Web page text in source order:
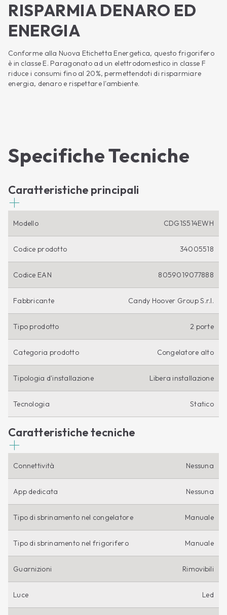
RISPARMIA DENARO ED
ENERGIA
Conforme alla Nuova Etichetta Energetica, questo frigorifero
è in classe E. Paragonato ad un elettrodomestico in classe F
riduce i consumi fino al 20%, permettendoti di risparmiare
energia, denaro e rispettare l'ambiente.
Specifiche Tecniche
Caratteristiche principali
Modello CDG1S514EWH
Codice prodotto 34005518
Codice EAN 8059019077888
Fabbricante Candy Hoover Group S.r.l.
Tipo prodotto 2 porte
Categoria prodotto Congelatore alto
Tipologia d'installazione Libera installazione
Tecnologia Statico
Caratteristiche tecniche
Connettività Nessuna
App dedicata Nessuna
Tipo di sbrinamento nel congelatore Manuale
Tipo di sbrinamento nel frigorifero Manuale
Guarnizioni Rimovibili
Luce Led